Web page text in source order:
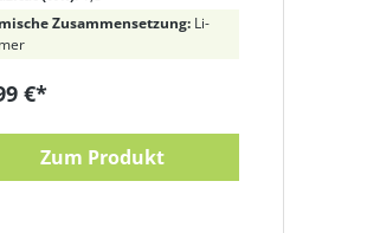
Zusammensetzung: Li-
€*
Zum Produkt